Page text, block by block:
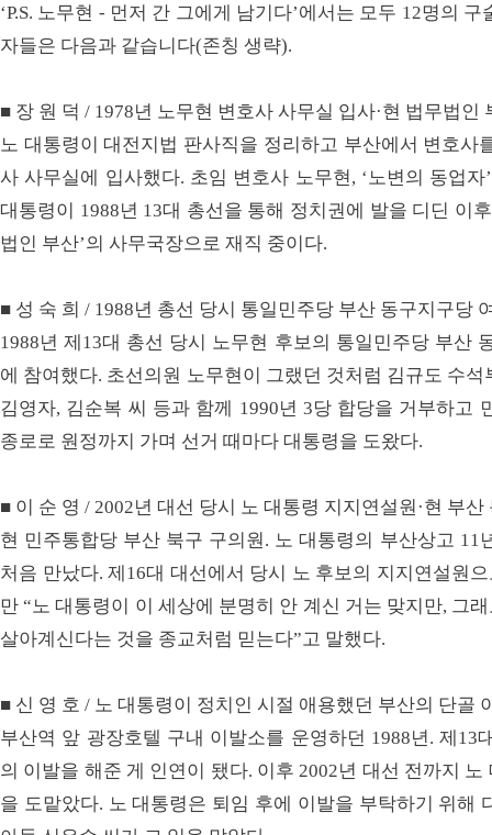
‘P.S. 노무현 - 먼저 간 그에게 남기다’에서는 모두 12명의
자들은 다음과 같습니다(존칭 생략).
■ 장 원 덕 / 1978년 노무현 변호사 사무실 입사·현 법무법인
노 대통령이 대전지법 판사직을 정리하고 부산에서 변호사
사 사무실에 입사했다. 초임 변호사 노무현, ‘노변의 동업
대통령이 1988년 13대 총선을 통해 정치권에 발을 디딘 이
법인 부산’의 사무국장으로 재직 중이다.
■ 성 숙 희 / 1988년 총선 당시 통일민주당 부산 동구지구당
1988년 제13대 총선 당시 노무현 후보의 통일민주당 부산
에 참여했다. 초선의원 노무현이 그랬던 것처럼 김규도 수
김영자, 김순복 씨 등과 함께 1990년 3당 합당을 거부하고
종로로 원정까지 가며 선거 때마다 대통령을 도왔다.
■ 이 순 영 / 2002년 대선 당시 노 대통령 지지연설원·현 부산
현 민주통합당 부산 북구 구의원. 노 대통령의 부산상고 11
처음 만났다. 제16대 대선에서 당시 노 후보의 지지연설원
만 “노 대통령이 이 세상에 분명히 안 계신 거는 맞지만, 그
살아계신다는 것을 종교처럼 믿는다”고 말했다.
■ 신 영 호 / 노 대통령이 정치인 시절 애용했던 부산의 단골
부산역 앞 광장호텔 구내 이발소를 운영하던 1988년. 제13
의 이발을 해준 게 인연이 됐다. 이후 2002년 대선 전까지
을 도맡았다. 노 대통령은 퇴임 후에 이발을 부탁하기 위해